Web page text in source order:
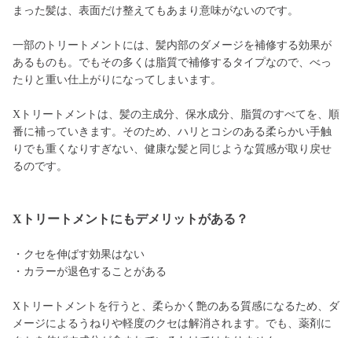
まった髪は、表面だけ整えてもあまり意味がないのです。
一部のトリートメントには、髪内部のダメージを補修する効果が
あるものも。でもその多くは脂質で補修するタイプなので、べっ
たりと重い仕上がりになってしまいます。
Xトリートメントは、髪の主成分、保水成分、脂質のすべてを、順
番に補っていきます。そのため、ハリとコシのある柔らかい手触
りでも重くなりすぎない、健康な髪と同じような質感が取り戻せ
るのです。
Xトリートメントにもデメリットがある？
・クセを伸ばす効果はない
・カラーが退色することがある
Xトリートメントを行うと、柔らかく艶のある質感になるため、ダ
メージによるうねりや軽度のクセは解消されます。でも、薬剤に